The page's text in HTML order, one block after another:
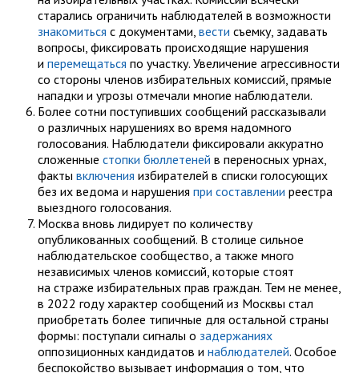
старались ограничить наблюдателей в возможности
знакомиться с документами, вести съемку, задавать
вопросы, фиксировать происходящие нарушения
и перемещаться по участку. Увеличение агрессивности
со стороны членов избирательных комиссий, прямые
нападки и угрозы отмечали многие наблюдатели.
Более сотни поступивших сообщений рассказывали
о различных нарушениях во время надомного
голосования. Наблюдатели фиксировали аккуратно
сложенные стопки бюллетеней в переносных урнах,
факты включения избирателей в списки голосующих
без их ведома и нарушения при составлении реестра
выездного голосования.
Москва вновь лидирует по количеству
опубликованных сообщений. В столице сильное
наблюдательское сообщество, а также много
независимых членов комиссий, которые стоят
на страже избирательных прав граждан. Тем не менее,
в 2022 году характер сообщений из Москвы стал
приобретать более типичные для остальной страны
формы: поступали сигналы о задержаниях
оппозиционных кандидатов и наблюдателей. Особое
беспокойство вызывает информация о том, что